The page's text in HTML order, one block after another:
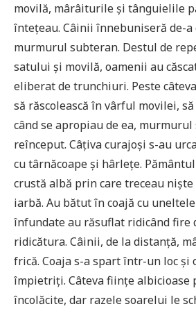
movilă, mârâiturile și tânguielile
întețeau. Câinii înnebuniseră de-
murmurul subteran. Destul de
satului și movilă, oamenii au
eliberat de trunchiuri. Peste
să răscolească în vârful movilei,
când se apropiau de ea,
reînceput. Câțiva curajoși s-au
cu târnăcoape și hârlețe.
crustă albă prin care treceau niște
iarbă. Au bătut în coajă cu
înfundate au răsuflat ridicând fire
ridicătura. Câinii, de la distanță,
frică. Coaja s-a spart într-un loc și
împietriți. Câteva ființe albicioase
încolăcite, dar razele soarelui le